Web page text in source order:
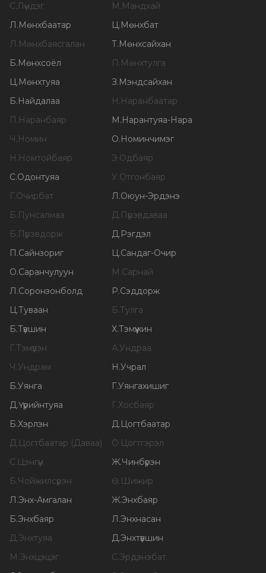
С.Лүндэг М . Мандхай
Л . Мөнхбаатар Ц. Мөнхбат
Л . Мөнхбаясгалан Т. Мөнхсайхан
Б. Мөнхсоёл П . Мөнхтулга
Ц. Мөнхтуяа З. Мэндсайхан
Б. Найдалаа Н . Наранбаатар
П . Наранбаяр М . Нарантуяа-Нара
Ч . Номин О. Номинчимэг
Н . Номтойбаяр Э.Одбаяр
С.Одонтуяа У.Отгонбаяр
Г.Очирбат Л .Оюун-Эрдэнэ
Б. Пунсалмаа Д. Пүрэвдаваа
Б. Пүрэвдорж Д. Рэгдэл
П .Сайнзориг Ц.Сандаг-Очир
О.Саранчулуун М .Сарнай
Л .Соронзонболд Р.Сэддорж
Ц.Туваан Б.Тулга
Б.Түвшин Х.Тэмүүжин
Г.Тэмүүлэн А.Ундраа
Ч .Ундрам Н .Учрал
Б.Уянга Г.Уянгахишиг
Д.Үүрийнтуяа Г.Хосбаяр
Б.Хэрлэн Д. Цогтбаатар
Д. Цогтбаатар (Даваа) О. Цогтгэрэл
С. Цэнгүүн Ж.Чинбүрэн
Б.Чойжилсүрэн Ө. Шижир
Л .Энх-Амгалан Ж.Энхбаяр
Б.Энхбаяр Л .Энхнасан
Д.Энхтуяа Д.Энхтүвшин
М .Энхцэцэг С.Эрдэнэбат